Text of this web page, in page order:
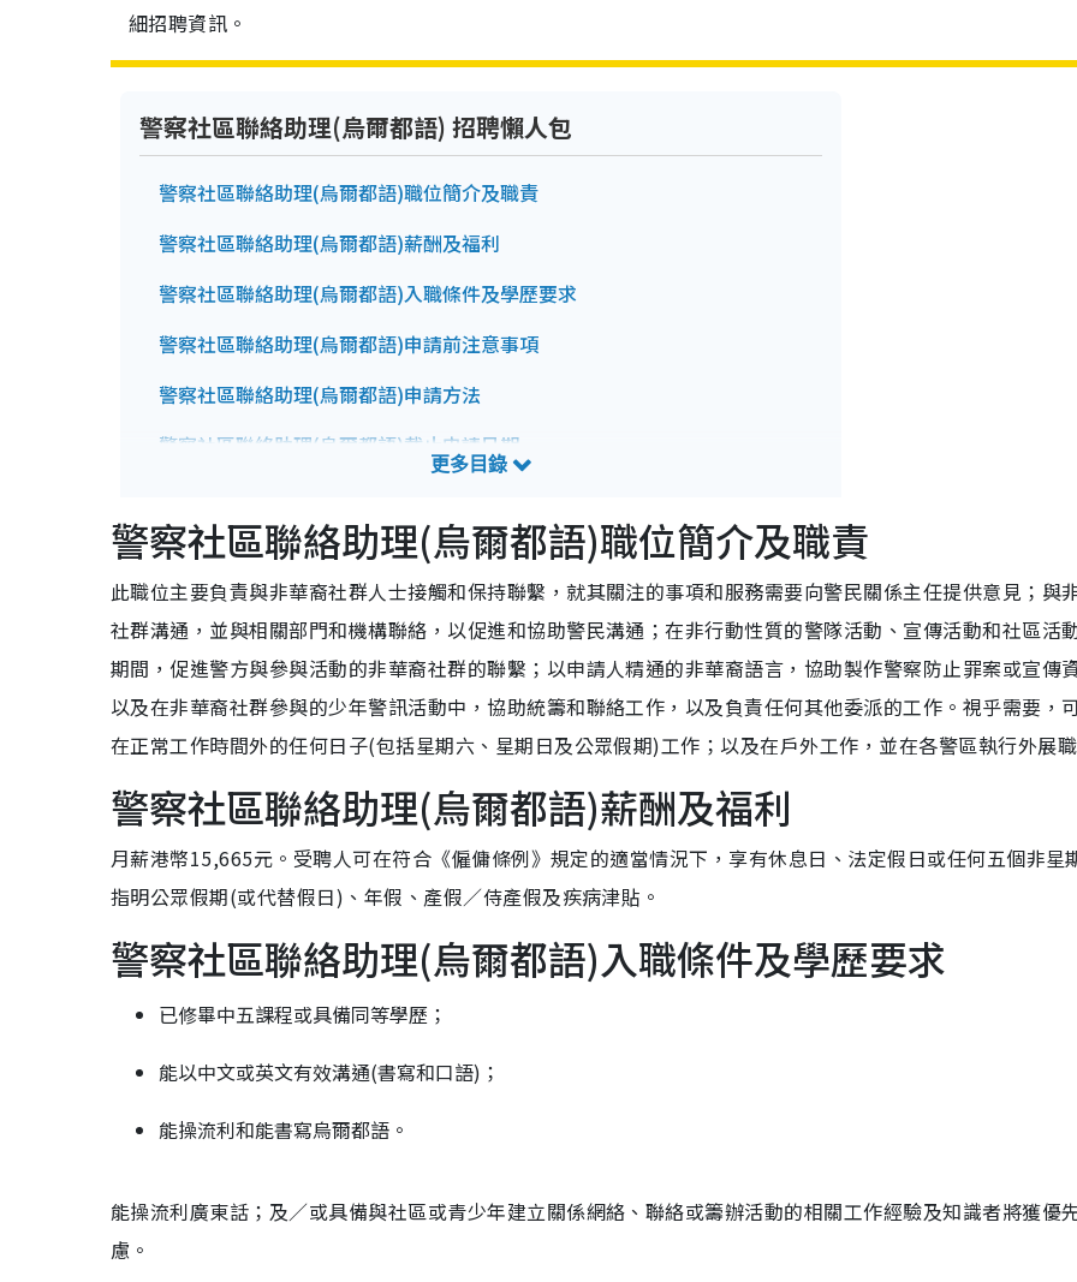
細招聘資訊。
警察社區聯絡助理(烏爾都語) 招聘懶人包
警察社區聯絡助理(烏爾都語)職位簡介及職責
警察社區聯絡助理(烏爾都語)薪酬及福利
警察社區聯絡助理(烏爾都語)入職條件及學歷要求
警察社區聯絡助理(烏爾都語)申請前注意事項
警察社區聯絡助理(烏爾都語)申請方法
警察社區聯絡助理(烏爾都語)截止申請日期
警察社區聯絡助理(烏爾都語)職位簡介及職責
此職位主要負責與非華裔社群人士接觸和保持聯繫，就其關注的事項和服務需要向警民關係主任提供意見；與
社群溝通，並與相關部門和機構聯絡，以促進和協助警民溝通；在非行動性質的警隊活動、宣傳活動和社區活
期間，促進警方與參與活動的非華裔社群的聯繫；以申請人精通的非華裔語言，協助製作警察防止罪案或宣傳
以及在非華裔社群參與的少年警訊活動中，協助統籌和聯絡工作，以及負責任何其他委派的工作。視乎需要，
在正常工作時間外的任何日子(包括星期六、星期日及公眾假期)工作；以及在戶外工作，並在各警區執行外展職
警察社區聯絡助理(烏爾都語)薪酬及福利
月薪港幣15,665元。受聘人可在符合《僱傭條例》規定的適當情況下，享有休息日、法定假日或任何五個非星
指明公眾假期(或代替假日)、年假、產假／侍產假及疾病津貼。
警察社區聯絡助理(烏爾都語)入職條件及學歷要求
已修畢中五課程或具備同等學歷；
能以中文或英文有效溝通(書寫和口語)；
能操流利和能書寫烏爾都語。
能操流利廣東話；及／或具備與社區或青少年建立關係網絡、聯絡或籌辦活動的相關工作經驗及知識者將獲優
慮。